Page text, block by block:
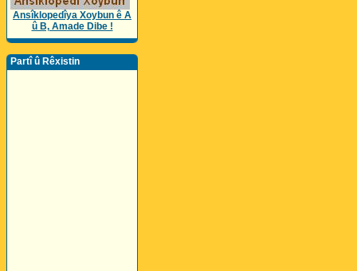
Ansîklopedîya Xoybun ê A
û B, Amade Dibe !
Partî û Rêxistin